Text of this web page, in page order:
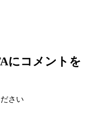
にコメントを
さい